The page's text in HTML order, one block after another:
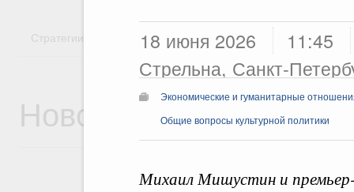
18 июня 2026
11:45
Стрельна, Санкт-
Экономические и гуманитарные
Общие вопросы культурной политики
Михаил Мишустин и
Стратегии Государственные программы
Новости